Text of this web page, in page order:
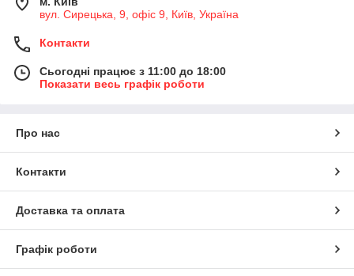
вул. Сирецька, 9, офіс 9, Київ, Україна
Контакти
Сьогодні працює з 11:00 до 18:00
Показати весь графік роботи
Про нас
Контакти
Доставка та оплата
Графік роботи